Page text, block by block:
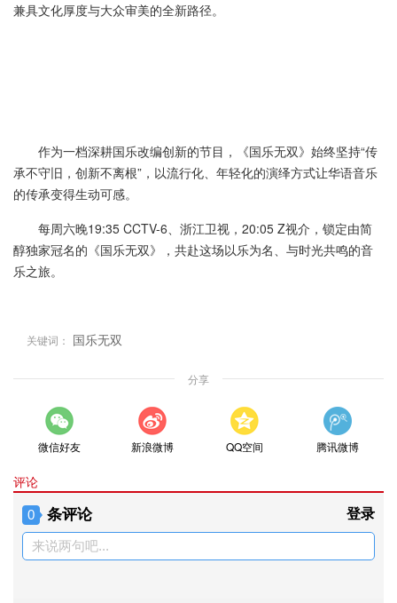
兼具文化厚度与大众审美的全新路径。
作为一档深耕国乐改编创新的节目，《国乐无双》始终坚持“传
承不守旧，创新不离根”，以流行化、年轻化的演绎方式让华语音乐
的传承变得生动可感。
每周六晚19:35 CCTV-6、浙江卫视，20:05 Z视介，锁定由简
醇独家冠名的《国乐无双》，共赴这场以乐为名、与时光共鸣的音
乐之旅。
关键词： 国乐无双
分享
微信好友 新浪微博 QQ空间 腾讯微博
评论
0 条评论 登录
来说两句吧...